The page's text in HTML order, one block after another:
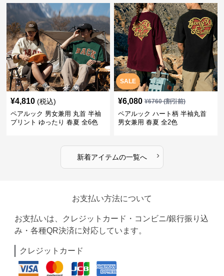
¥4,810 (税込)
ペアルック 男女兼用 丸首 半袖
プリント ゆったり 春夏 全6色
SALE
¥6,080 ¥6760(割引前)
ペアルック ハート柄 半袖丸首
男女兼用 春夏 全2色
新着アイテムの一覧へ ›
お支払い方法について
お支払いは、クレジットカード・コンビニ/銀行振り込
み・各種QR決済に対応しています。
クレジットカード